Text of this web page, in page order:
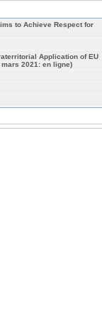
to Achieve Respect for
Application of EU
2021: en ligne)